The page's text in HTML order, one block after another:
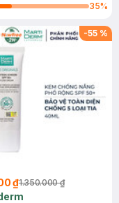
35%
-55 %
₫1.350.000 ₫